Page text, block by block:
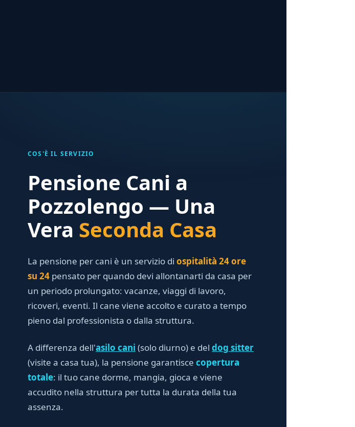
COS'È IL SERVIZIO
Pensione Cani a
Pozzolengo — Una
Vera Seconda Casa
La pensione per cani è un servizio di ospitalità 24 ore
su 24 pensato per quando devi allontanarti da casa per
un periodo prolungato: vacanze, viaggi di lavoro,
ricoveri, eventi. Il cane viene accolto e curato a tempo
pieno dal professionista o dalla struttura.
A differenza dell'asilo cani (solo diurno) e del dog sitter
(visite a casa tua), la pensione garantisce copertura
totale: il tuo cane dorme, mangia, gioca e viene
accudito nella struttura per tutta la durata della tua
assenza.